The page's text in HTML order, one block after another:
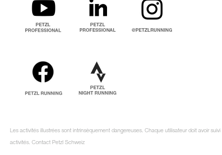
Les activités illustrées sont intrinsèquement dangereuses. Chaque utilisateur doit avoir
activités. Contact Petzl Schweiz